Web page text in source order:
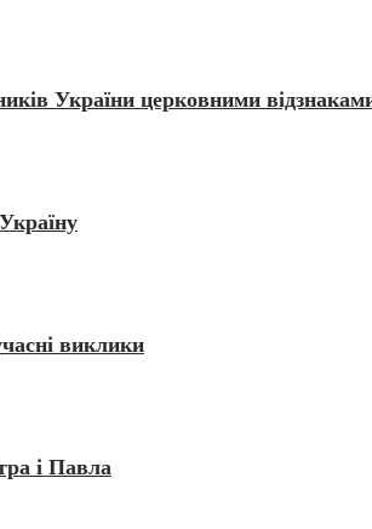
України церковними
виклики
і Павла